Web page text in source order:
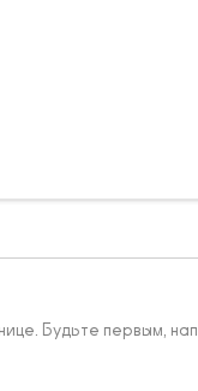
Будьте первым,